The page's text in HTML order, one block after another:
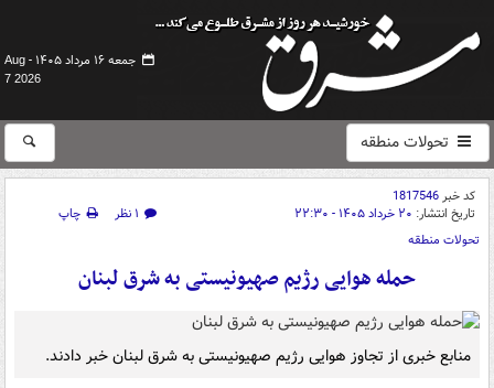
جمعه ۱۶ مرداد ۱۴۰۵ -
Aug
7 2026
تحولات منطقه
کد خبر1817546
تاریخ انتشار: ۲۰ خرداد ۱۴۰۵ - ۲۲:۳۰ ۱ نظر
چاپ
تحولات منطقه
حمله هوایی رژیم صهیونیستی به شرق لبنان
منابع خبری از تجاوز هوایی رژیم صهیونیستی به شرق لبنان خبر دادند.